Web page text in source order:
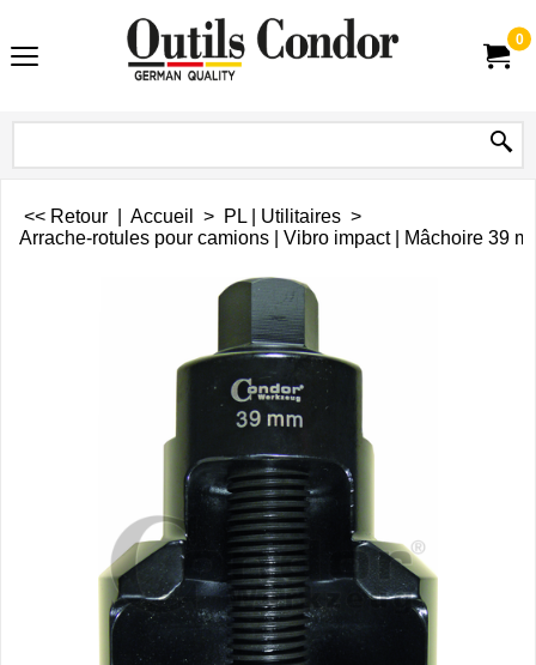
0
<< Retour Accueil > PL | Utilitaires >
Arrache-rotules pour camions | Vibro impact | Mâchoire 39